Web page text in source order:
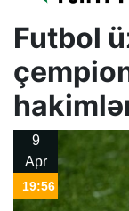
Futbol
9
Apr
19:56